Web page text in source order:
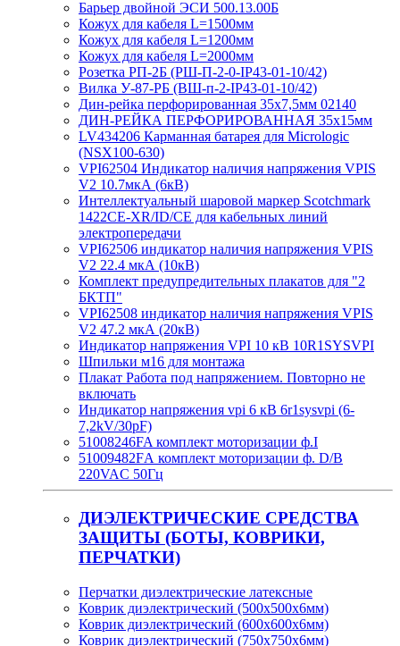
Барьер двойной ЭСИ 500.13.00Б
Кожух для кабеля L=1500мм
Кожух для кабеля L=1200мм
Кожух для кабеля L=2000мм
Розетка РП-2Б (РШ-П-2-0-IР43-01-10/42)
Вилка У-87-РБ (ВШ-п-2-IP43-01-10/42)
Дин-рейка перфорированная 35х7,5мм 02140
ДИН-РЕЙКА ПЕРФОРИРОВАННАЯ 35х15мм
LV434206 Карманная батарея для Micrologic
(NSX100-630)
VPI62504 Индикатор наличия напряжения VPIS
V2 10.7мкА (6кВ)
Интеллектуальный шаровой маркер Scotchmark
1422CE-XR/ID/CE для кабельных линий
электропередачи
VPI62506 индикатор наличия напряжения VPIS
V2 22.4 мкА (10кВ)
Комплект предупредительных плакатов для "2
БКТП"
VPI62508 индикатор наличия напряжения VPIS
V2 47.2 мкА (20кВ)
Индикатор напряжения VPI 10 кВ 10R1SYSVPI
Шпильки м16 для монтажа
Плакат Работа под напряжением. Повторно не
включать
Индикатор напряжения vpi 6 кВ 6r1sysvpi (6-
7,2kV/30pF)
51008246FA комплект моторизации ф.I
51009482FА комплект моторизации ф. D/B
220VAC 50Гц
ДИЭЛЕКТРИЧЕСКИЕ СРЕДСТВА
ЗАЩИТЫ (БОТЫ, КОВРИКИ,
ПЕРЧАТКИ)
Перчатки диэлектрические латексные
Коврик диэлектрический (500х500х6мм)
Коврик диэлектрический (600х600х6мм)
Коврик диэлектрический (750х750х6мм)